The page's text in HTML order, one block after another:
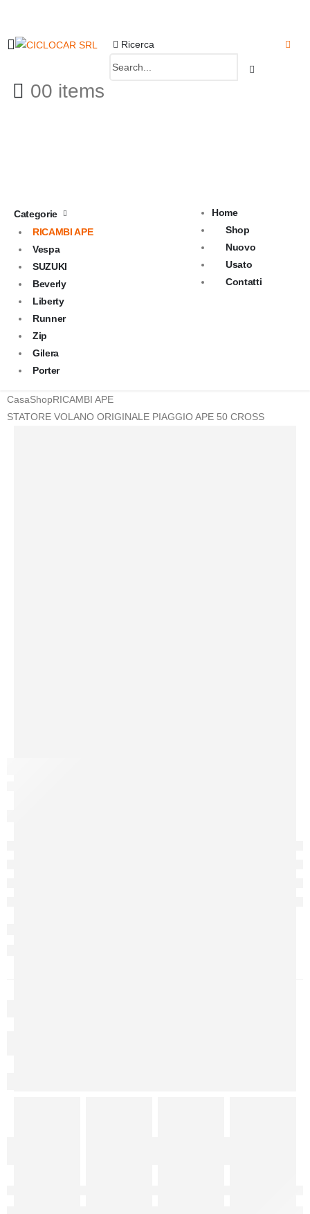
Ricerca
00 items
Categorie
RICAMBI APE
Vespa
SUZUKI
Beverly
Liberty
Runner
Zip
Gilera
Porter
Home
Shop
Nuovo
Usato
Contatti
CasaShopRICAMBI APE
STATORE VOLANO ORIGINALE PIAGGIO APE 50 CROSS